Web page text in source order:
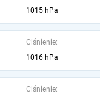
1015 hPa
Ciśnienie:
1016 hPa
Ciśnienie: